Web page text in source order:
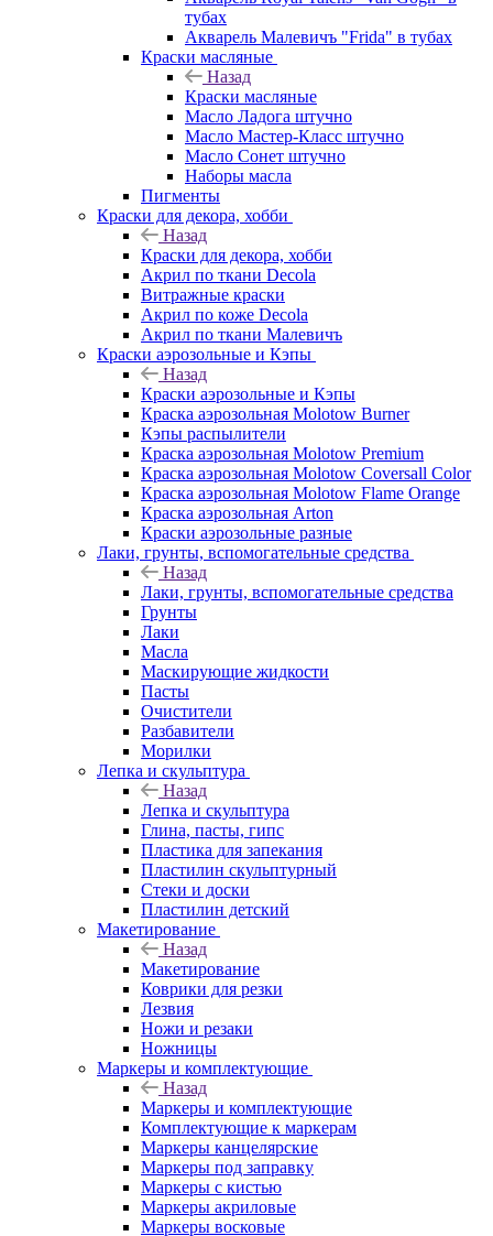
тубах
Акварель Малевичъ "Frida" в тубах
Краски масляные
Назад
Краски масляные
Масло Ладога штучно
Масло Мастер-Класс штучно
Масло Сонет штучно
Наборы масла
Пигменты
Краски для декора, хобби
Назад
Краски для декора, хобби
Акрил по ткани Decola
Витражные краски
Акрил по коже Decola
Акрил по ткани Малевичъ
Краски аэрозольные и Кэпы
Назад
Краски аэрозольные и Кэпы
Краска аэрозольная Molotow Burner
Кэпы распылители
Краска аэрозольная Molotow Premium
Краска аэрозольная Molotow Coversall Color
Краска аэрозольная Molotow Flame Orange
Краска аэрозольная Arton
Краски аэрозольные разные
Лаки, грунты, вспомогательные средства
Назад
Лаки, грунты, вспомогательные средства
Грунты
Лаки
Масла
Маскирующие жидкости
Пасты
Очистители
Разбавители
Морилки
Лепка и скульптура
Назад
Лепка и скульптура
Глина, пасты, гипс
Пластика для запекания
Пластилин скульптурный
Стеки и доски
Пластилин детский
Макетирование
Назад
Макетирование
Коврики для резки
Лезвия
Ножи и резаки
Ножницы
Маркеры и комплектующие
Назад
Маркеры и комплектующие
Комплектующие к маркерам
Маркеры канцелярские
Маркеры под заправку
Маркеры с кистью
Маркеры акриловые
Маркеры восковые